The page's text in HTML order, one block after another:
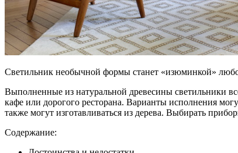
Светильник необычной формы станет «изюминкой»
Выполненные из натуральной древесины светильники
кафе или дорогого ресторана. Варианты исполнения
также могут изготавливаться из дерева. Выбирать
Содержание: